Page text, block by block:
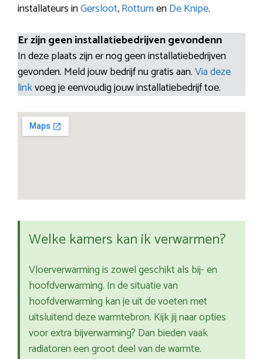
installateurs inGersloot,RottumenDe Knipe.
Er zijn geen installatiebedrijven gevondenn
In deze plaats zijn er nog geen installatiebedrijven
gevonden. Meld jouw bedrijf nu gratis aan.Via deze
linkvoeg je eenvoudig jouw installatiebedrijf toe.
Welke kamers kan ik verwarmen?
Vloerverwarming is zowel geschikt als bij- en
hoofdverwarming. In de situatie van
hoofdverwarming kan je uit de voeten met
uitsluitend deze warmtebron. Kijk jij naar opties
voor extra bijverwarming? Dan bieden vaak
radiatoren een groot deel van de warmte.